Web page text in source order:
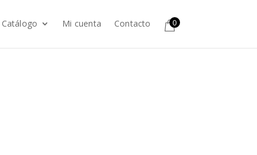
Catálogo Mi cuenta Contacto 0